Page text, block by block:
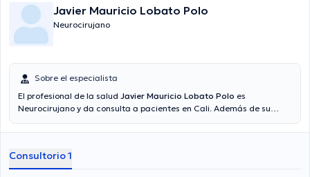
Javier Mauricio Lobato Polo
Neurocirujano
Sobre el especialista
El profesional de la salud Javier Mauricio Lobato Polo es
Neurocirujano y da consulta a pacientes en Cali. Además de su
conocimientos en su área de especialidad. El Dr. cuenta con muchos
manera, él se ha desempeñado como miembro de diversas
asociaciones médicas. Javier Mauricio Lobato Polo ha intervenido
Consultorio 1